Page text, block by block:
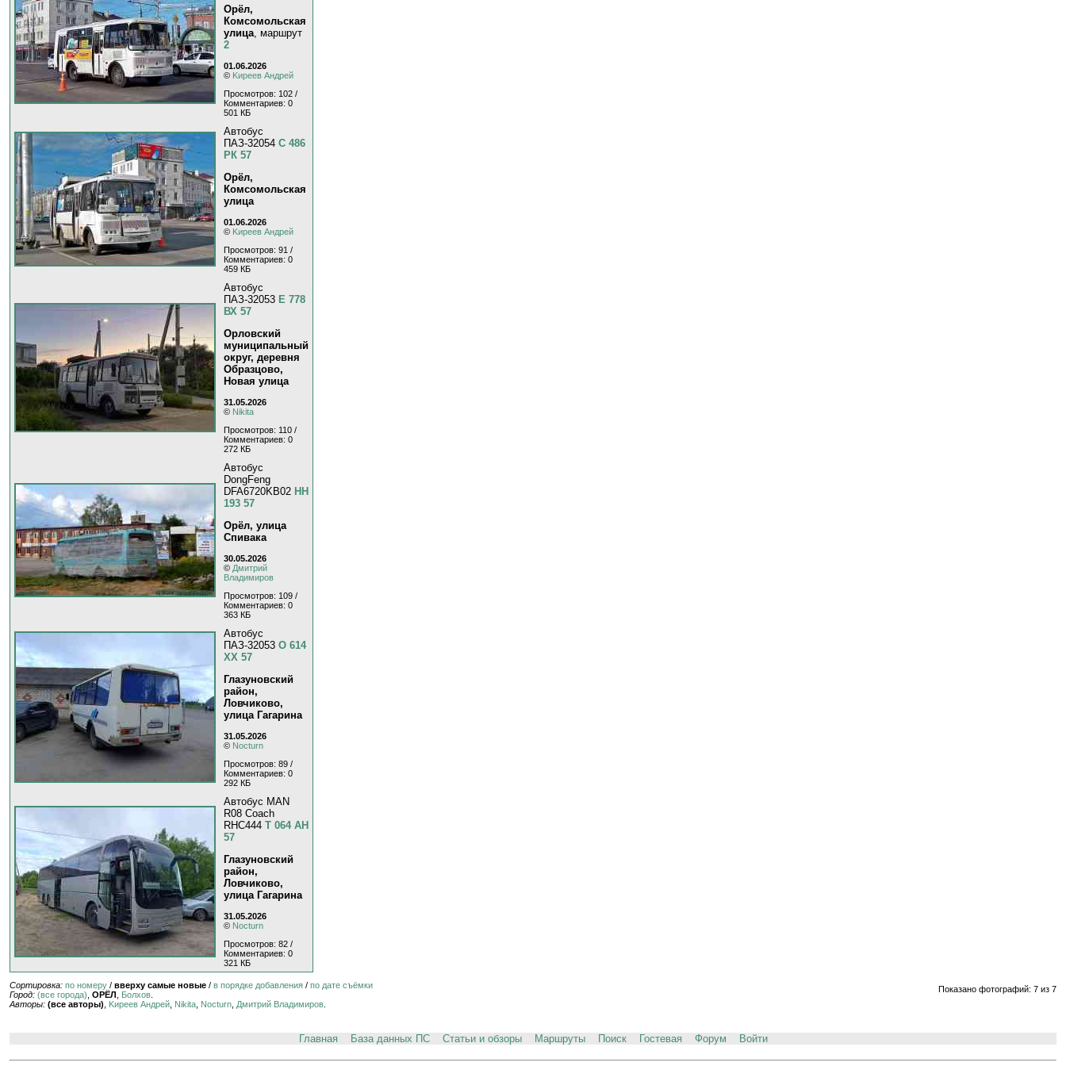
Орёл,
Комсомольская
улица, маршрут
2
01.06.2026
© Kиpeeв Aндpeй
Просмотров: 102 /
Комментариев: 0
501 КБ
Автобус
ПАЗ-32054 С 486
РК 57
Орёл,
Комсомольская
улица
01.06.2026
© Kиpeeв Aндpeй
Просмотров: 91 /
Комментариев: 0
459 КБ
Автобус
ПАЗ-32053 Е 778
ВХ 57
Орловский
муниципальный
округ, деревня
Образцово,
Новая улица
31.05.2026
© Nikita
Просмотров: 110 /
Комментариев: 0
272 КБ
Автобус
DongFeng
DFA6720KB02 НН
193 57
Орёл, улица
Спивака
30.05.2026
© Дмитрий
Владимиров
Просмотров: 109 /
Комментариев: 0
363 КБ
Автобус
ПАЗ-32053 О 614
ХХ 57
Глазуновский
район,
Ловчиково,
улица Гагарина
31.05.2026
© Nocturn
Просмотров: 89 /
Комментариев: 0
292 КБ
Автобус MAN
R08 Coach
RHC444 Т 064 АН
57
Глазуновский
район,
Ловчиково,
улица Гагарина
31.05.2026
© Nocturn
Просмотров: 82 /
Комментариев: 0
321 КБ
Показано фотографий: 7 из 7
Сортировка: по номеру / вверху самые новые / в порядке добавления / по дате съёмки
Город: (все города), ОРЁЛ , Болхов.
Авторы: (все авторы), Kиpeeв Aндpeй, Nikita, Nocturn, Дмитрий Владимиров.
Главная База данных ПС Статьи и обзоры Маршруты Поиск Гостевая Форум Войти